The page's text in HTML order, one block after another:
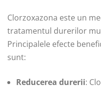
Clorzoxazona este un
tratamentul durerilor
Principalele efecte
sunt:
Reducerea durerii: